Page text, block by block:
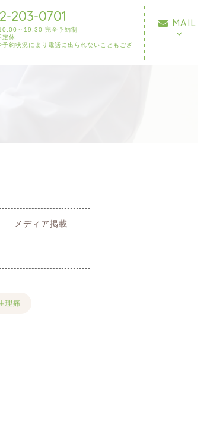
203-0701
～19:30 完全予約制
定休
約状況により電話に出られないこともござ
MAIL
メディア掲載
理痛